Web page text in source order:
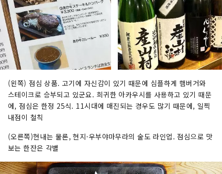
(왼쪽) 점심 상품. 고기에 자신감이 있기 때문에 심플하게 햄버거와
스테이크로 승부되고 있군요. 희귀한 아카우시를 사용하고 있기 때문
에, 점심은 한정 25식. 11시대에 매진되는 경우도 많기 때문에, 일찍
내점이 철칙
(오른쪽)현내는 물론, 현지·우부야마무라의 술도 라인업. 점심으로 맛
보는 한잔은 각별